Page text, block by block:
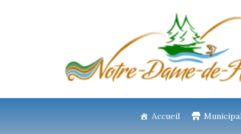
Accueil